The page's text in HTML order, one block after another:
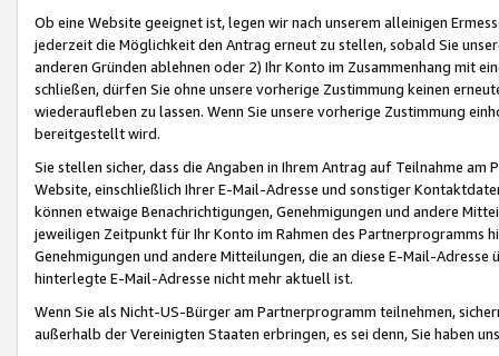
Ob eine Website geeignet ist, legen wir nach unserem alleinigen
jederzeit die Möglichkeit den Antrag erneut zu stellen, sobald Sie
anderen Gründen ablehnen oder 2) Ihr Konto im Zusammenhang mit
schließen, dürfen Sie ohne unsere vorherige Zustimmung keinen
wiederaufleben zu lassen. Wenn Sie unsere vorherige Zustimmung
bereitgestellt wird.
Sie stellen sicher, dass die Angaben in Ihrem Antrag auf Teilnahme
Website, einschließlich Ihrer E-Mail-Adresse und sonstiger
können etwaige Benachrichtigungen, Genehmigungen und andere
jeweiligen Zeitpunkt für Ihr Konto im Rahmen des Partnerprogramms
Genehmigungen und andere Mitteilungen, die an diese E-Mail-
hinterlegte E-Mail-Adresse nicht mehr aktuell ist.
Wenn Sie als Nicht-US-Bürger am Partnerprogramm teilnehmen,
außerhalb der Vereinigten Staaten erbringen, es sei denn, Sie haben